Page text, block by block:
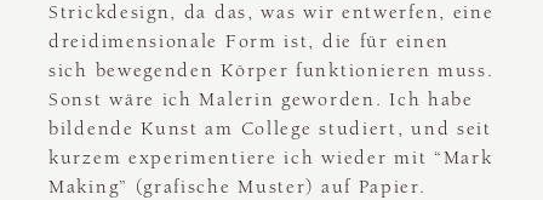
Strickdesign, da das, was wir entwerfen, eine
dreidimensionale Form ist, die für einen
sich bewegenden Körper funktionieren muss.
Sonst wäre ich Malerin geworden. Ich habe
bildende Kunst am College studiert, und seit
kurzem experimentiere ich wieder mit “Mark
Making” (grafische Muster) auf Papier.